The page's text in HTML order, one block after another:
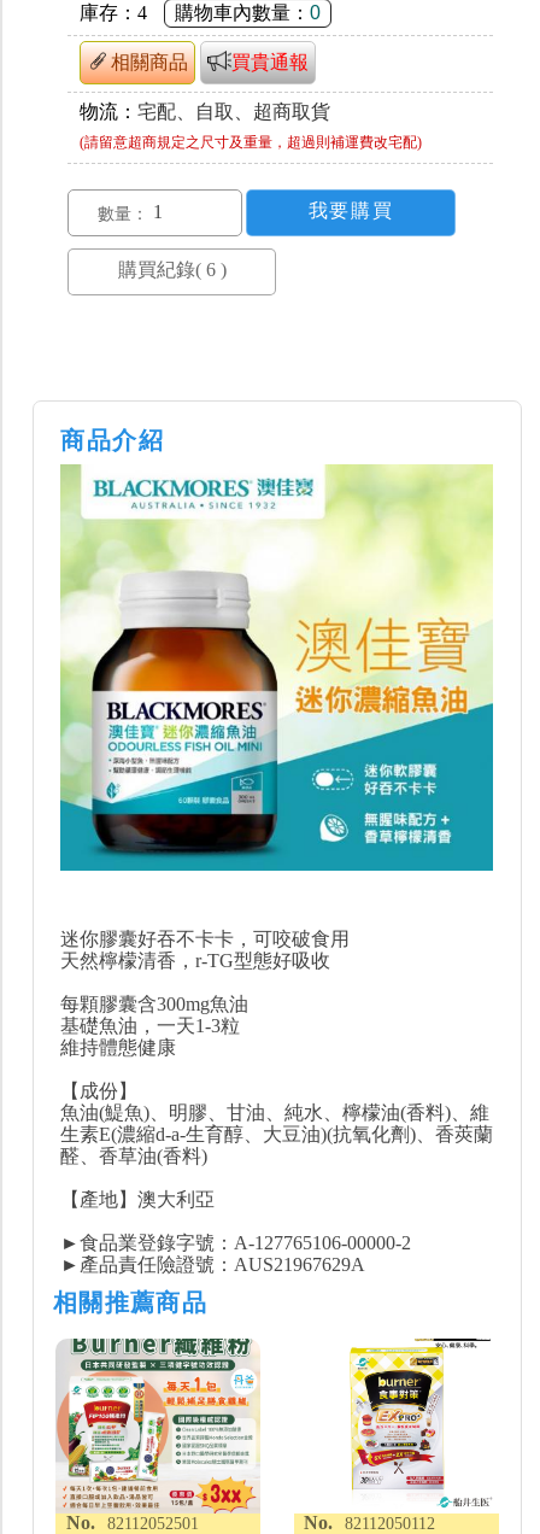
庫存： 4 購物車內數量： 0
相關商品 買貴通報
物流： 宅配、自取、超商取貨
(請留意超商規定之尺寸及重量，超過則補運費改宅配)
數量：
商品介紹
迷你膠囊好吞不卡卡，可咬破食用
天然檸檬清香，r-TG型態好吸收
每顆膠囊含300mg魚油
基礎魚油，一天1-3粒
維持體態健康
【成份】
魚油(鯷魚)、明膠、甘油、純水、檸檬油(香料)、維
生素E(濃縮d-a-生育醇、大豆油)(抗氧化劑)、香莢蘭
醛、香草油(香料)
【產地】澳大利亞
►食品業登錄字號：A-127765106-00000-2
►產品責任險證號：AUS21967629A
相關推薦商品
No. 82112052501 No. 82112050112